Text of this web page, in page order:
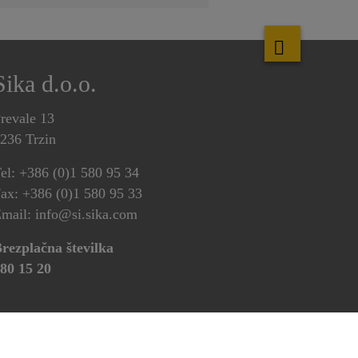
d.o.o.
13
Trzin
+386 (0)1 580 95 34
+386 (0)1 580 95 33
info@si.sika.com
številka
15 20